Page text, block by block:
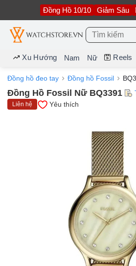
nội
dung
Đồng Hồ 10/10 Giảm Sâu
Tìm
kiếm:
Xu Hướng Nam Nữ Reels
Đồng hồ đeo tay Đồng hồ Fossil
Đồng Hồ Fossil Nữ BQ3391
Liên hệ Yêu thích